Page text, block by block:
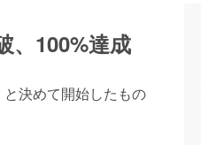
、100%達成
決めて開始したもの